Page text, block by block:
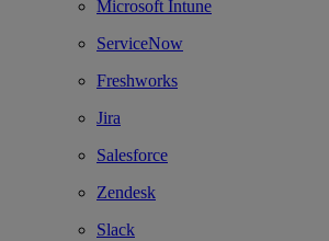
Microsoft Intune
ServiceNow
Freshworks
Jira
Salesforce
Zendesk
Slack